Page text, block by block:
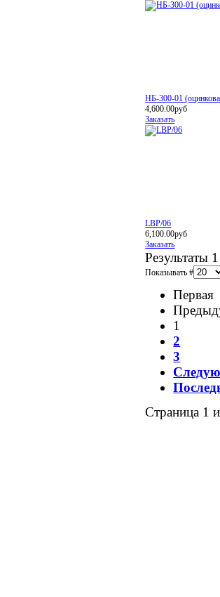
НБ-300-01
4,600.00руб
Заказать
LBP/06
6,100.00руб
Заказать
Результаты
Показывать #
Первая
1
2
3
Страница 1